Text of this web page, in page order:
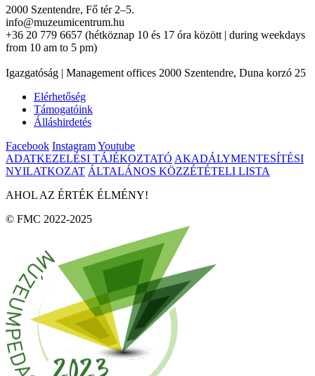
2000 Szentendre, Fő tér 2–5.
info@muzeumicentrum.hu
+36 20 779 6657 (hétköznap 10 és 17 óra között | during weekdays
from 10 am to 5 pm)
Igazgatóság | Management offices 2000 Szentendre, Duna korzó 25
Elérhetőség
Támogatóink
Álláshirdetés
Facebook InstagramYoutube
ADATKEZELÉSI TÁJÉKOZTATÓ AKADÁLYMENTESÍTÉSI
NYILATKOZAT ÁLTALÁNOS KÖZZÉTÉTELI LISTA
AHOL AZ ÉRTÉK ÉLMÉNY!
© FMC 2022-2025